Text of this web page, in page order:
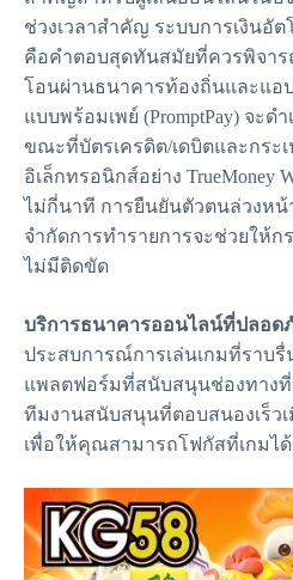
ช่วงเวลาสำคัญ ระบบการเงินอั
คือคำตอบสุดทันสมัยที่ควรพิจาร
โอนผ่านธนาคารท้องถิ่นและแอ
แบบพร้อมเพย์ (PromptPay) จะด
ขณะที่บัตรเครดิต/เดบิตและกระเ
อิเล็กทรอนิกส์อย่าง TrueMoney
ไม่กี่นาที การยืนยันตัวตนล่วงห
จำกัดการทำรายการจะช่วยให้ก
ไม่มีติดขัด
บริการธนาคารออนไลน์ที่ปลอด
ประสบการณ์การเล่นเกมที่ราบรื่
แพลตฟอร์มที่สนับสนุนช่องทาง
ทีมงานสนับสนุนที่ตอบสนองเร็ว
เพื่อให้คุณสามารถโฟกัสที่เกมได้